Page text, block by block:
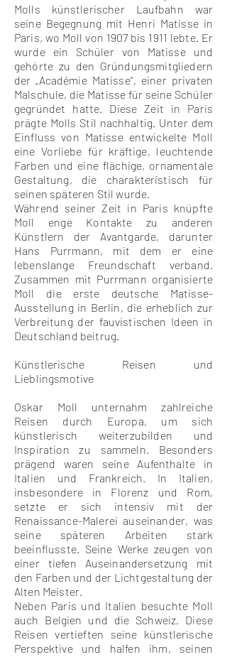
Molls künstlerischer Laufbahn war
seine Begegnung mit Henri Matisse in
Paris, wo Moll von 1907 bis 1911 lebte. Er
wurde ein Schüler von Matisse und
gehörte zu den Gründungsmitgliedern
der „Académie Matisse“, einer privaten
Malschule, die Matisse für seine Schüler
gegründet hatte. Diese Zeit in Paris
prägte Molls Stil nachhaltig. Unter dem
Einfluss von Matisse entwickelte Moll
eine Vorliebe für kräftige, leuchtende
Farben und eine flächige, ornamentale
Gestaltung, die charakteristisch für
seinen späteren Stil wurde.
Während seiner Zeit in Paris knüpfte
Moll enge Kontakte zu anderen
Künstlern der Avantgarde, darunter
Hans Purrmann, mit dem er eine
lebenslange Freundschaft verband.
Zusammen mit Purrmann organisierte
Moll die erste deutsche Matisse-
Ausstellung in Berlin, die erheblich zur
Verbreitung der fauvistischen Ideen in
Deutschland beitrug.
Künstlerische Reisen und
Lieblingsmotive
Oskar Moll unternahm zahlreiche
Reisen durch Europa, um sich
künstlerisch weiterzubilden und
Inspiration zu sammeln. Besonders
prägend waren seine Aufenthalte in
Italien und Frankreich. In Italien,
insbesondere in Florenz und Rom,
setzte er sich intensiv mit der
Renaissance-Malerei auseinander, was
seine späteren Arbeiten stark
beeinflusste. Seine Werke zeugen von
einer tiefen Auseinandersetzung mit
den Farben und der Lichtgestaltung der
Alten Meister.
Neben Paris und Italien besuchte Moll
auch Belgien und die Schweiz. Diese
Reisen vertieften seine künstlerische
Perspektive und halfen ihm, seinen